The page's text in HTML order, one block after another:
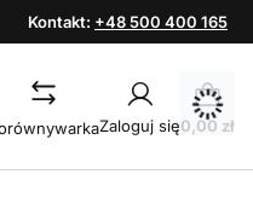
Kontakt: +48 500 400 165
Zaloguj się0,00 zł